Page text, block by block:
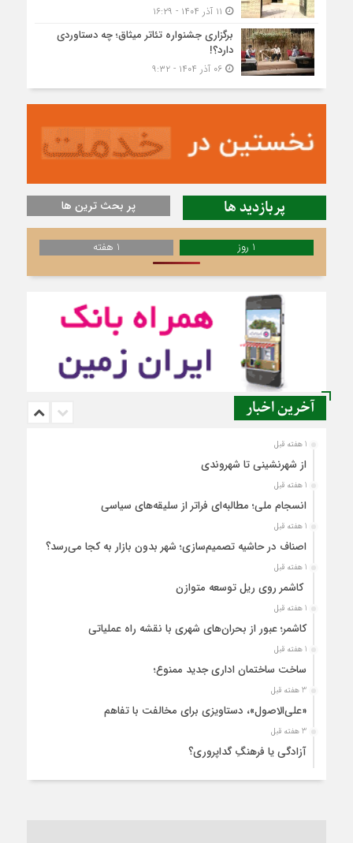
برگزاری جشنواره تئاتر میثاق؛ چه دستاوردی
دارد؟!
۰۶ آذر ۱۴۰۴ - ۹:۳۲
پربازدید ها پر بحث ترین ها
1 روز 1 هفته
آخرین اخبار
1 هفته قبل
از شهرنشینی تا شهروندی
1 هفته قبل
انسجام ملی؛ مطالبه‌ای فراتر از سلیقه‌های سیاسی
1 هفته قبل
اصناف در حاشیه تصمیم‌سازی؛ شهر بدون بازار به کجا می‌رسد؟
1 هفته قبل
کاشمر روی ریل توسعه متوازن
1 هفته قبل
کاشمر؛ عبور از بحران‌های شهری با نقشه راه عملیاتی
1 هفته قبل
ساخت ساختمان اداری جدید ممنوع؛
3 هفته قبل
«علی‌الاصول»، دستاویزی برای مخالفت با تفاهم
3 هفته قبل
آزادگی یا فرهنگِ گداپروری؟